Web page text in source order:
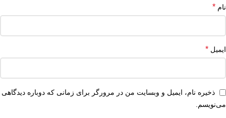
نام *
ایمیل *
ذخیره نام، ایمیل و وبسایت من در مرورگر برای زمانی که دوباره دیدگاهی
می‌نویسم.